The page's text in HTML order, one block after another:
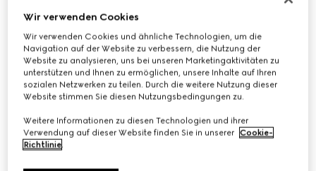
Herbarium-Tortenständer
€ 510
Variantengrünes Herbarium
Wir verwenden Cookies
Wir verwenden Cookies und ähnliche Technologien, um die
Navigation auf der Website zu verbessern, die Nutzung der
Website zu analysieren, uns bei unseren Marketingaktivitäten zu
unterstützen und Ihnen zu ermöglichen, unsere Inhalte auf Ihren
sozialen Netzwerken zu teilen. Durch die weitere Nutzung dieser
Website stimmen Sie diesen Nutzungsbedingungen zu.
Weitere Informationen zu diesen Technologien und ihrer
Verwendung auf dieser Website finden Sie in unserer Cookie-
Richtlinie.